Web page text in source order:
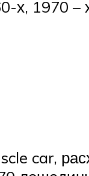
1970 –
car,